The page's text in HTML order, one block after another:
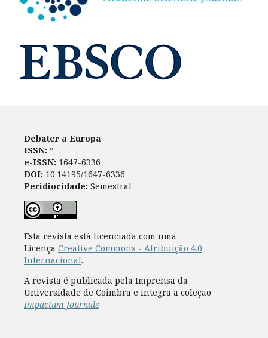
Debater a Europa
ISSN: “
e-ISSN: 1647-6336
DOI: 10.14195/1647-6336
Peridiocidade: Semestral
Esta revista está licenciada com uma
Licença Creative Commons - Atribuição 4.0
Internacional.
A revista é publicada pela Imprensa da
Universidade de Coimbra e integra a coleção
Impactum Journals